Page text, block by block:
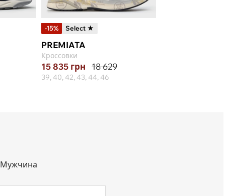
-15% Select ★
PREMIATA
Кроссовки
15 835 грн 18 629
39, 40, 42, 43, 44, 46
Мужчина